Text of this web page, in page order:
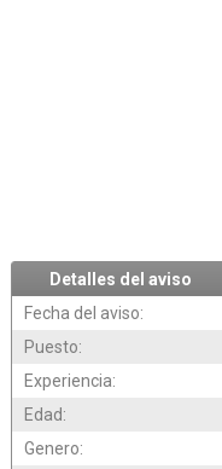
Detalles del aviso
Fecha del aviso:
Puesto:
Experiencia:
Edad:
Genero: